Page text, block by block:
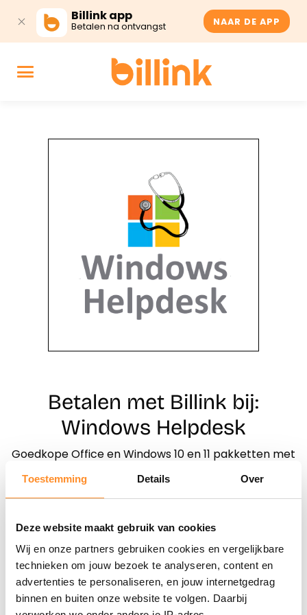
Toestemming Details Over
Deze website maakt gebruik van cookies
Wij en onze partners gebruiken cookies en vergelijkbare
technieken om jouw bezoek te analyseren, content en
advertenties te personaliseren, en jouw internetgedrag
binnen en buiten onze website te volgen. Daarbij
Billink app
Betalen na ontvangst NAAR DE APP
Betalen met Billink bij:
Windows Helpdesk
Goedkope Office en Windows 10 en 11 pakketten met
of zonder USB installatie.
Naar winkels